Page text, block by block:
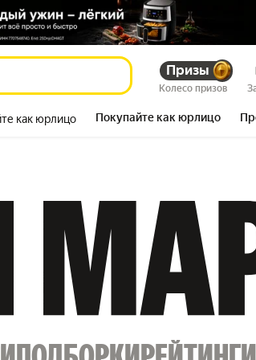
Призы
Колесо призов
как юрлицо Покупайте как юрлицо